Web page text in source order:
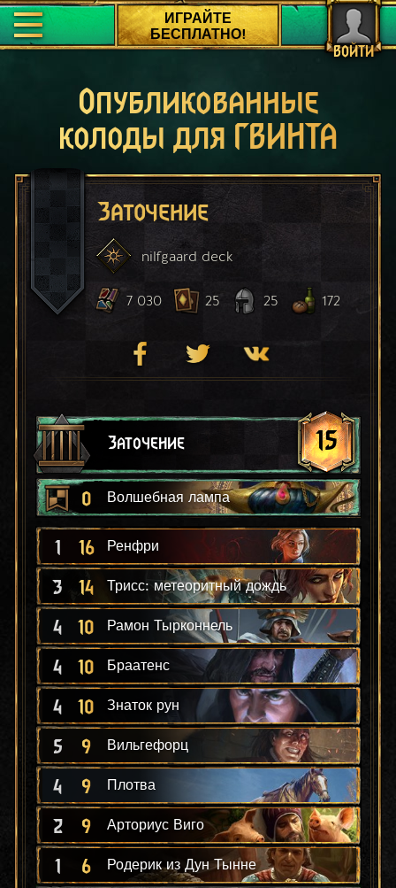
ВОЙТИ
ИГРАЙТЕ
БЕСПЛАТНО!
Опубликованные
колоды для ГВИНТА
Заточение
nilfgaard deck
7 030 25 25 172
Заточение 15
0 Волшебная лампа
1 16 Ренфри
3 14 Трисс: метеоритный дождь
4 10 Рамон Тырконнель
4 10 Браатенс
4 10 Знаток рун
5 9 Вильгефорц
4 9 Плотва
2 9 Арториус Виго
1 6 Родерик из Дун Тынне